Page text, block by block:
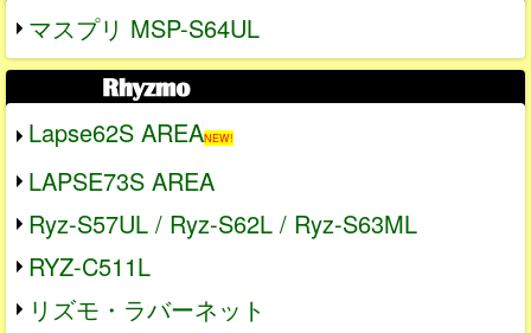
マスプリ MSP-S64UL
Lapse62S AREANEW!
LAPSE73S AREA
Ryz-S57UL / Ryz-S62L / Ryz-S63ML
RYZ-C511L
リズモ・ラバーネット